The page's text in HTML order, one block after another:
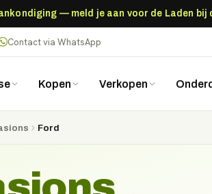
— meld je aan voor de Laden
Contact via WhatsApp
Kopen Verkopen
Ford